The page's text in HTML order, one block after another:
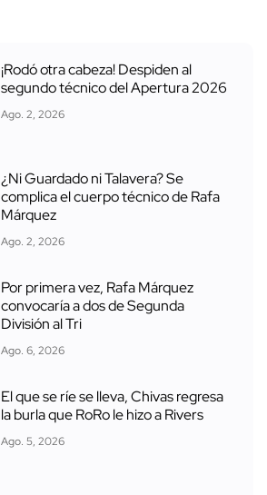
¡Rodó otra cabeza! Despiden al
segundo técnico del Apertura 2026
Ago. 2, 2026
¿Ni Guardado ni Talavera? Se
complica el cuerpo técnico de Rafa
Márquez
Ago. 2, 2026
Por primera vez, Rafa Márquez
convocaría a dos de Segunda
División al Tri
Ago. 6, 2026
El que se ríe se lleva, Chivas regresa
la burla que RoRo le hizo a Rivers
Ago. 5, 2026